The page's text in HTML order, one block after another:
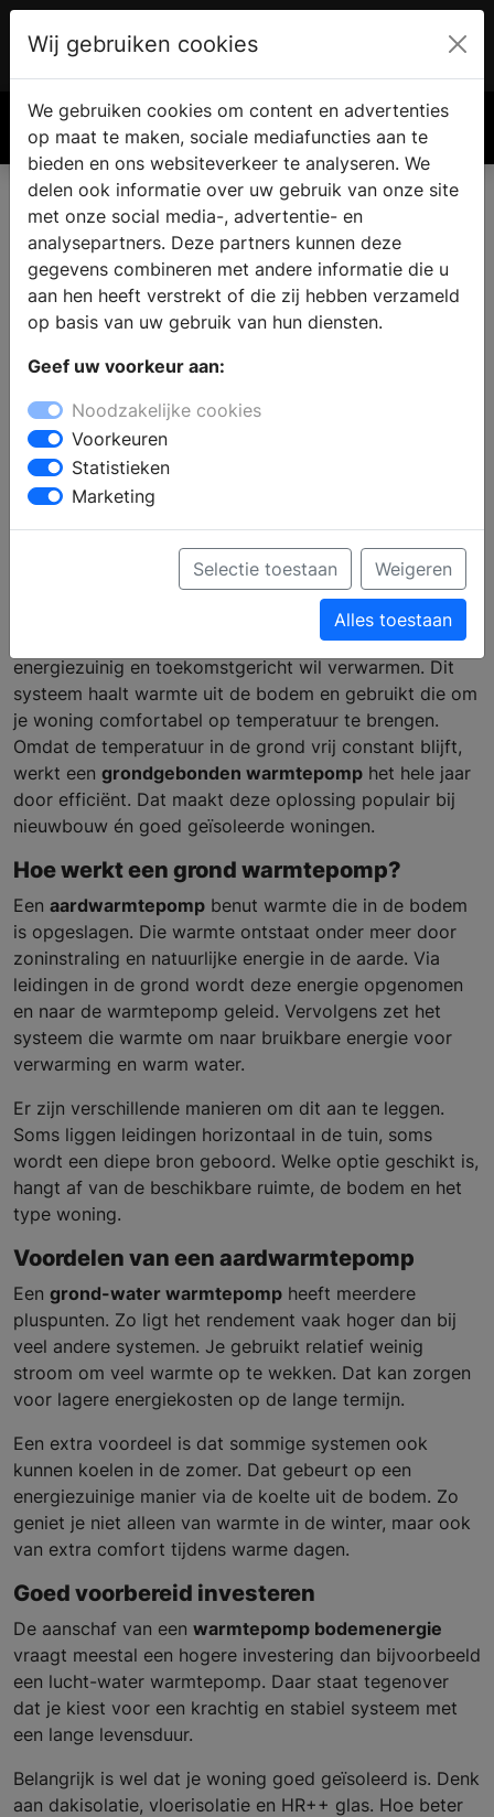
€ 0.00
Grondwarmtepompen
is een slimme keuze voor wie
energiezuinig en toekomstgericht wil verwarmen. Dit
systeem haalt warmte uit de bodem en gebruikt die om
je woning comfortabel op temperatuur te brengen.
Omdat de temperatuur in de grond vrij constant blijft,
werkt een grondgebonden warmtepomp het hele jaar
door efficiënt. Dat maakt deze oplossing populair bij
nieuwbouw én goed geïsoleerde woningen.
Hoe werkt een grond warmtepomp?
Een aardwarmtepomp benut warmte die in de bodem
is opgeslagen. Die warmte ontstaat onder meer door
zoninstraling en natuurlijke energie in de aarde. Via
leidingen in de grond wordt deze energie opgenomen
en naar de warmtepomp geleid. Vervolgens zet het
systeem die warmte om naar bruikbare energie voor
verwarming en warm water.
Er zijn verschillende manieren om dit aan te leggen.
Soms liggen leidingen horizontaal in de tuin, soms
wordt een diepe bron geboord. Welke optie geschikt is,
hangt af van de beschikbare ruimte, de bodem en het
type woning.
Voordelen van een aardwarmtepomp
Een grond-water warmtepomp heeft meerdere
pluspunten. Zo ligt het rendement vaak hoger dan bij
veel andere systemen. Je gebruikt relatief weinig
stroom om veel warmte op te wekken. Dat kan zorgen
voor lagere energiekosten op de lange termijn.
Een extra voordeel is dat sommige systemen ook
kunnen koelen in de zomer. Dat gebeurt op een
energiezuinige manier via de koelte uit de bodem. Zo
geniet je niet alleen van warmte in de winter, maar ook
van extra comfort tijdens warme dagen.
Goed voorbereid investeren
De aanschaf van een warmtepomp bodemenergie
vraagt meestal een hogere investering dan bijvoorbeeld
een lucht-water warmtepomp. Daar staat tegenover
dat je kiest voor een krachtig en stabiel systeem met
een lange levensduur.
Belangrijk is wel dat je woning goed geïsoleerd is. Denk
aan dakisolatie, vloerisolatie en HR++ glas. Hoe beter
Wij gebruiken cookies
We gebruiken cookies om content en advertenties
op maat te maken, sociale mediafuncties aan te
bieden en ons websiteverkeer te analyseren. We
delen ook informatie over uw gebruik van onze site
met onze social media-, advertentie- en
analysepartners. Deze partners kunnen deze
gegevens combineren met andere informatie die u
aan hen heeft verstrekt of die zij hebben verzameld
op basis van uw gebruik van hun diensten.
Geef uw voorkeur aan:
Noodzakelijke cookies
Voorkeuren
Statistieken
Marketing
Selectie toestaan Weigeren
Alles toestaan